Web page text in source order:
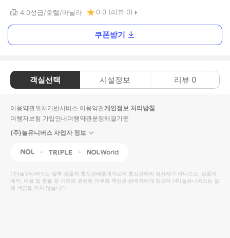
4.0성급 호텔 마닐라 0.0 (리뷰 0)
쿠폰받기
객실선택 시설정보 리뷰 0
이용약관위치기반서비스 이용약관개인정보 처리방침
여행자보험 가입안내여행약관분쟁해결기준
(주)놀유니버스 사업자 정보
NOL Triple Interpark Global
(주)놀유니버스는 일부 상품의 통신판매중개자로서 통신판매의 당사자가 아니므로, 상품의
예약, 이용 및 환불 등 거래와 관련된 의무와 책임은 판매자에게 있으며 (주)놀유니버스는 일
체 책임을 지지 않습니다.